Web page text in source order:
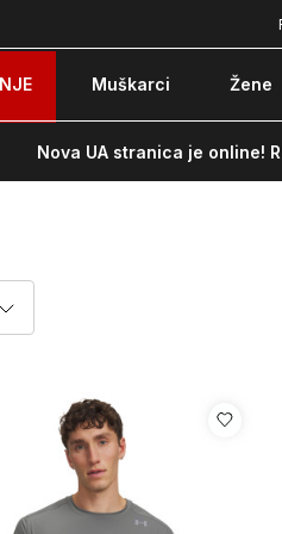
Plaćanje karticom ili
Muškarci Žene
Nova UA stranica je online!